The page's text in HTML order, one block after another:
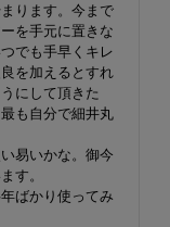
ります。今まで
を手元に置きな
でも手早くキレ
を加えるとすれ
にして頂きた
も自分で細井丸
易いかな。御今
す。
ばかり使ってみ